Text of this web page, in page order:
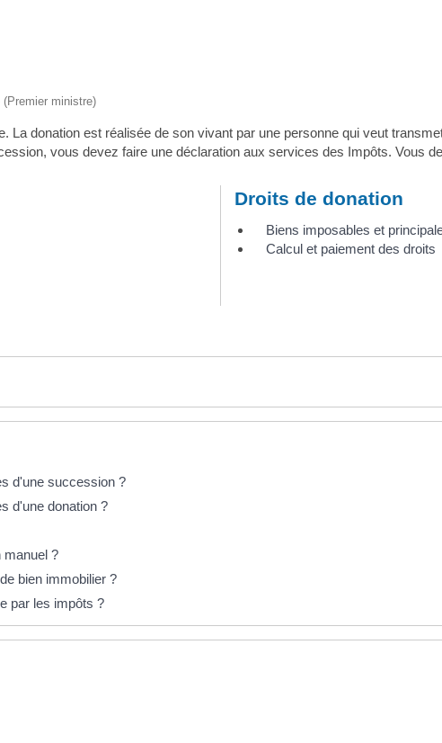
ministre)
La donation est réalisée de son vivant par une personne qui veut
vous devez faire une déclaration aux services des Impôts. Vous
Droits de donation
Biens imposables et
Calcul et paiement des droits
d'une succession ?
d'une donation ?
manuel ?
bien immobilier ?
par les impôts ?